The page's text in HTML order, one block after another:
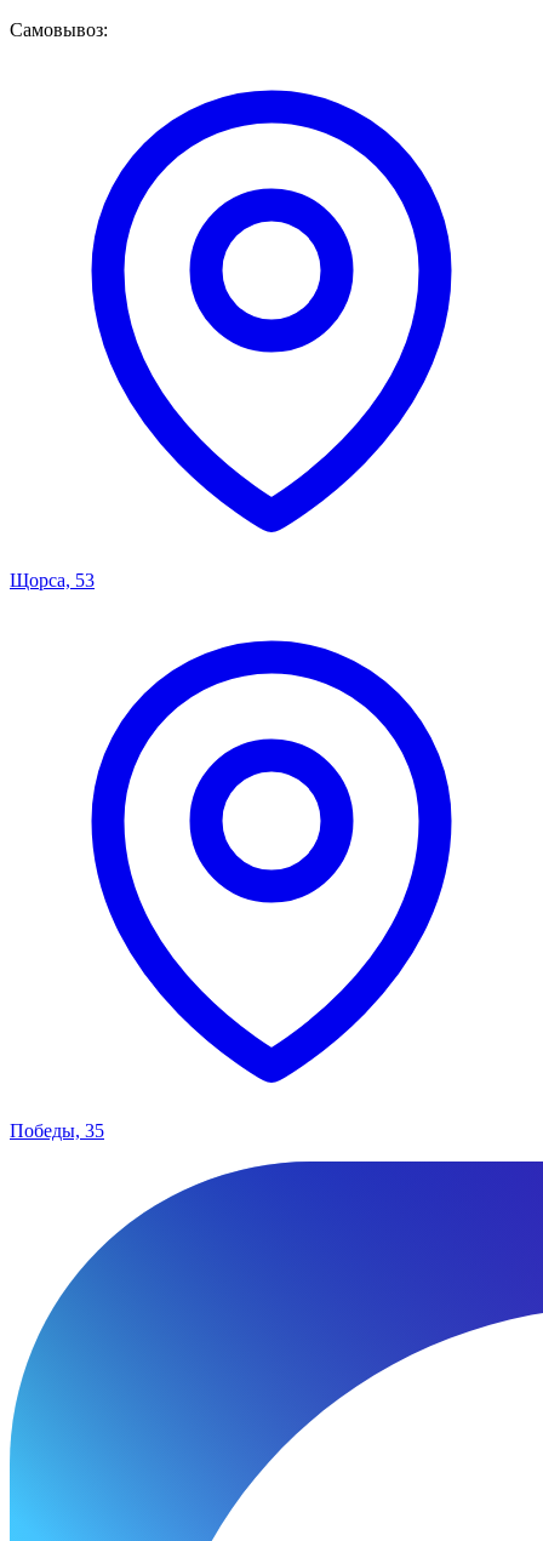
Самовывоз:
Щорса, 53
Победы, 35